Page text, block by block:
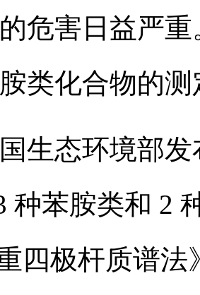
危害日益严
类化合物的
生态环境部
种苯胺类和 2
四极杆质谱